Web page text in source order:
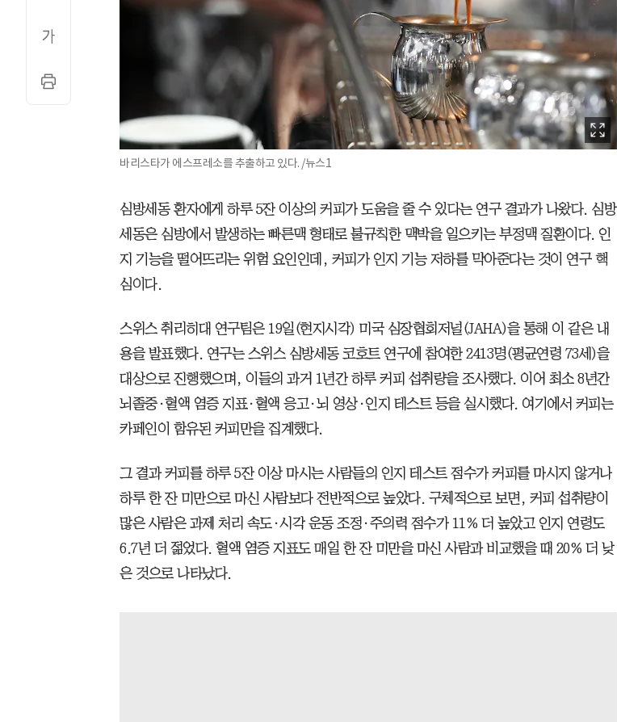
바리스타가 에스프레소를 추출하고 있다. /뉴스1
심방세동 환자에게 하루 5잔 이상의 커피가 도움을 줄 수 있다는 연구 결과가 나왔다. 심방
세동은 심방에서 발생하는 빠른맥 형태로 불규칙한 맥박을 일으키는 부정맥 질환이다. 인
지 기능을 떨어뜨리는 위험 요인인데, 커피가 인지 기능 저하를 막아준다는 것이 연구 핵
심이다.
스위스 취리히대 연구팀은 19일(현지시각) 미국 심장협회저널(JAHA)을 통해 이 같은 내
용을 발표했다. 연구는 스위스 심방세동 코호트 연구에 참여한 2413명(평균연령 73세)을
대상으로 진행했으며, 이들의 과거 1년간 하루 커피 섭취량을 조사했다. 이어 최소 8년간
뇌졸중·혈액 염증 지표·혈액 응고·뇌 영상·인지 테스트 등을 실시했다. 여기에서 커피는
카페인이 함유된 커피만을 집계했다.
그 결과 커피를 하루 5잔 이상 마시는 사람들의 인지 테스트 점수가 커피를 마시지 않거나
하루 한 잔 미만으로 마신 사람보다 전반적으로 높았다. 구체적으로 보면, 커피 섭취량이
많은 사람은 과제 처리 속도·시각 운동 조정·주의력 점수가 11% 더 높았고 인지 연령도
6.7년 더 젊었다. 혈액 염증 지표도 매일 한 잔 미만을 마신 사람과 비교했을 때 20% 더 낮
은 것으로 나타났다.